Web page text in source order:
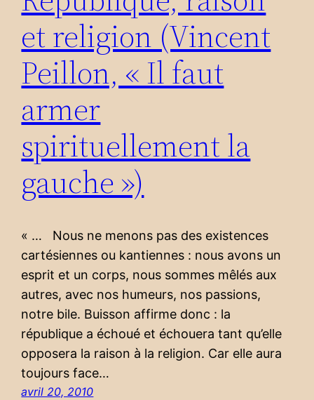
et religion (Vincent
Peillon, « Il faut
armer
spirituellement la
gauche »)
« … Nous ne menons pas des existences
cartésiennes ou kantiennes : nous avons un
esprit et un corps, nous sommes mêlés aux
autres, avec nos humeurs, nos passions,
notre bile. Buisson affirme donc : la
république a échoué et échouera tant qu’elle
opposera la raison à la religion. Car elle aura
toujours face…
avril 20, 2010